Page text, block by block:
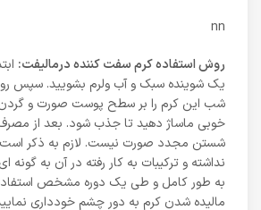
nn
روش استفاده کرم سفت کننده درمالیفت:
یک شوینده سبک و آب ولرم بشویید. سپس
شب این کرم را بر سطح پوست صورت و گردن
خوبی ماساژ دهید تا جذب شود. بعد از مصرف
شستن مجدد صورت نیست. لازم به ذکر است
نداشته و ترکیبات به کار رفته در آن به گونه
به طور کامل و طی یک دوره مشخص استفاده
مالیده شدن کرم به دور چشم خودداری